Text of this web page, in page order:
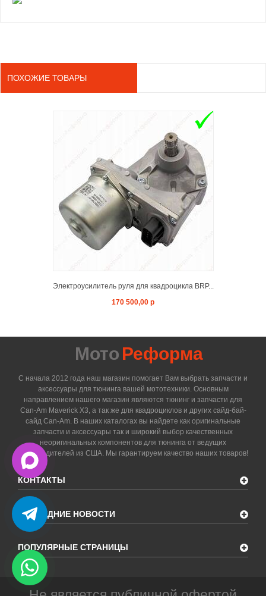
ПОХОЖИЕ ТОВАРЫ
Электроусилитель руля для квадроцикла BRP...
170 500,00 р
Мото Реформа
С начала 2012 года наш магазин помогает Вам выбрать запчасти и
аксессуары для тюнинга вашей мототехники. Основным
направлением нашего магазин являются тюнинг и запчасти для
Can-Am Maverick X3, а так же для квадроциклов и других сайд-бай-
сайд Can-Am. В наших каталогах вы найдете как оригинальные
запчасти и аксессуары так и широкий выбор качественных
неоригинальных компонентов для тюнинга от ведущих
производителей из США. Мы гарантируем качество наших товаров!
КОНТАКТЫ
ПОСЛЕДНИЕ НОВОСТИ
ПОПУЛЯРНЫЕ СТРАНИЦЫ